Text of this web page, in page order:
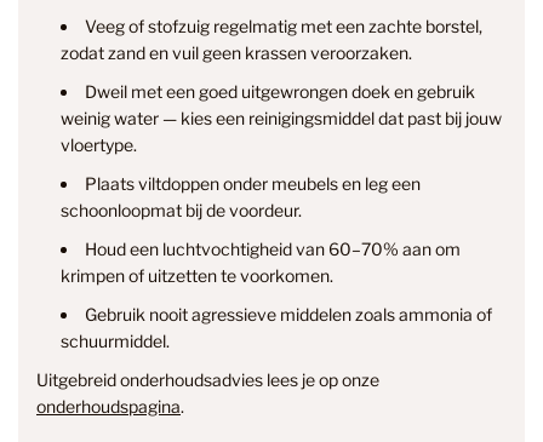
Veeg of stofzuig regelmatig met een zachte borstel,
zodat zand en vuil geen krassen veroorzaken.
Dweil met een goed uitgewrongen doek en gebruik
weinig water — kies een reinigingsmiddel dat past bij jouw
vloertype.
Plaats viltdoppen onder meubels en leg een
schoonloopmat bij de voordeur.
Houd een luchtvochtigheid van 60–70% aan om
krimpen of uitzetten te voorkomen.
Gebruik nooit agressieve middelen zoals ammonia of
schuurmiddel.
Uitgebreid onderhoudsadvies lees je op onze
onderhoudspagina.
info@smantvloeren.nl
Verzending & levertijd
Retourneren
& annuleren